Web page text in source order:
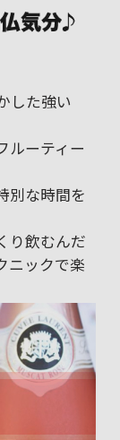
した強い
ルーティー
別な時間を
り飲むんだ
ニックで楽